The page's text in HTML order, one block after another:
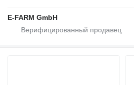
E-FARM GmbH